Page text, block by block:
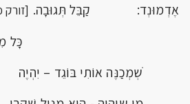
אֶדְמוּנְד: קַבֵּל תְּגוּבָה.
כָּל
ֹשְמְכַנֶּה אוֹתִי בּוֹגֵד – יִהְיֶה